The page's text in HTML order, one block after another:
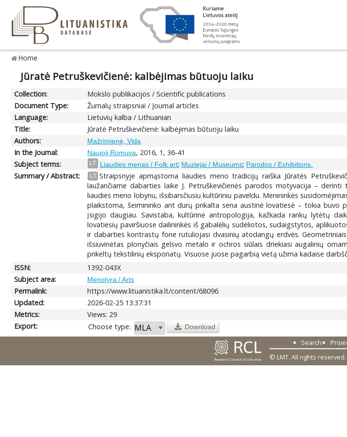
Home
Jūratė Petruškevičienė: kalbėjimas būtuoju laiku
Collection:
Mokslo publikacijos / Scientific publications
Document Type:
Žurnalų straipsniai / Journal articles
Language:
Lietuvių kalba / Lithuanian
Title:
Jūratė Petruškevičienė: kalbėjimas būtuoju laiku
Authors:
Mažrimienė, Vida
In the Journal: Naujoji Romuva, 2016, 1, 36-41
Subject terms:
LT Liaudies menas / Folk art; Muziejai / Museums; Parodos / Exhibitions.
Summary / Abstract: LT Straipsnyje apmąstoma liaudies meno tradicijų raiška Jūratės
laužančiame dabarties laike J. Petruškevičienės parodos motyvacija –
liaudies meno lobynu, išsibarsčiusiu kultūriniu paveldu. Menininkės
plaikstoma, šeimininko ant durų prikalta sena austinė lovatiesė – tokia buvo
įsigijo daugiau. Savistaba, kultūrinė antropologija, kažkada rankų lytėtų
lovatiesių paviršiuose dailininkės iš gabalėlių sudėliotos, sudaigstytos,
ir dabarties kontrastų fone rutuliojasi dvasinių atodangų erdvės.
išsiuvinėtas plonyčiais gelsvo metalo ir ochros siūlais driekiasi augalinių
prikeltų tekstilinių eksponatų. Visuose juose pagarbią vietą užima kadaise
ISSN:
1392-043X
Subject area:
Menotyra / Arts
Permalink:
https://www.lituanistika.lt/content/68096
Updated:
2026-02-25 13:37:31
Metrics:
Views: 29
Export:
Choose type: Download
Search
© LMT. All rights reserved.